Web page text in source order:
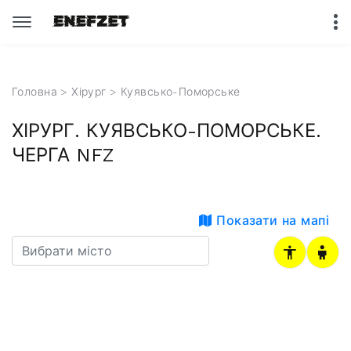
Головна >Хірург > Куявсько-Поморське
ХІРУРГ. КУЯВСЬКО-ПОМОРСЬКЕ.
ЧЕРГА NFZ
Показати на мапі